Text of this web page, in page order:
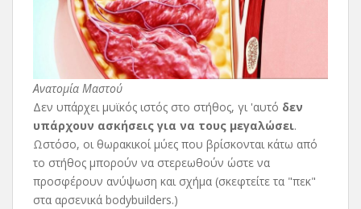
Ανατομία Μαστού
Δεν υπάρχει μυϊκός ιστός στο στήθος, γι 'αυτό δεν
υπάρχουν ασκήσεις για να τους μεγαλώσει.
Ωστόσο, οι θωρακικοί μύες που βρίσκονται κάτω από
το στήθος μπορούν να στερεωθούν ώστε να
προσφέρουν ανύψωση και σχήμα (σκεφτείτε τα "πεκ"
στα αρσενικά bodybuilders.)